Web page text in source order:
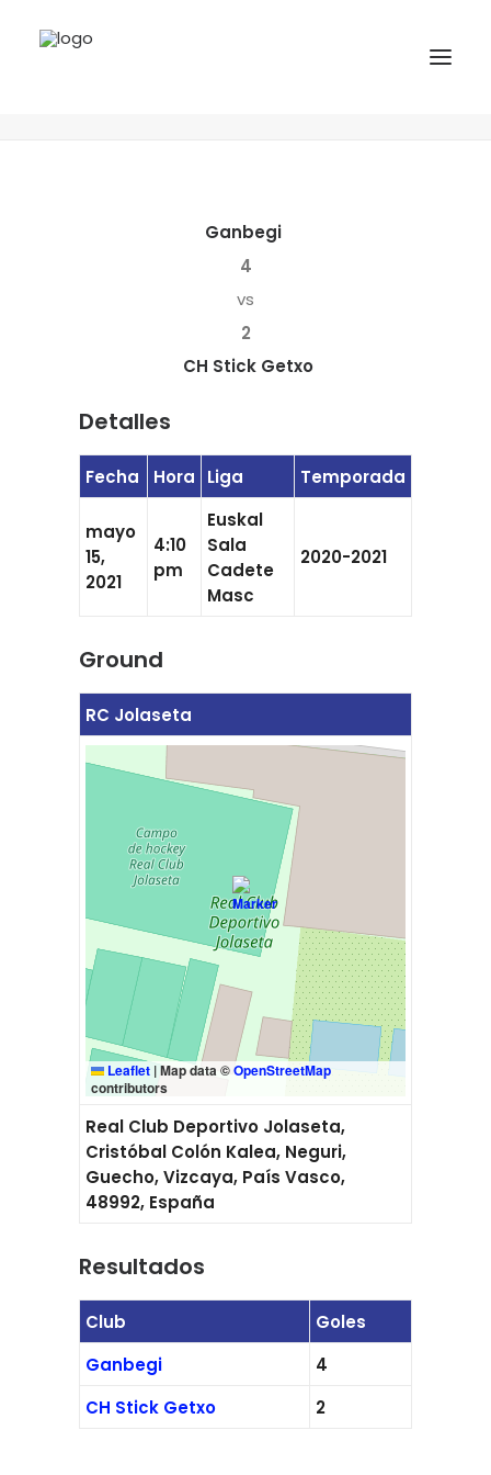
CONTACTO
Ganbegi
4
vs
2
CH Stick Getxo
Detalles
Fecha Hora Liga Temporada
mayo
15,
2021
4:10
pm
Euskal
Sala
Cadete
Masc
2020-2021
Ground
RC Jolaseta
Leaflet |Map data ©OpenStreetMap
contributors
Real Club Deportivo Jolaseta,
Cristóbal Colón Kalea, Neguri,
Guecho, Vizcaya, País Vasco,
48992, España
Resultados
Club
Goles
Ganbegi
4
CH Stick Getxo
2